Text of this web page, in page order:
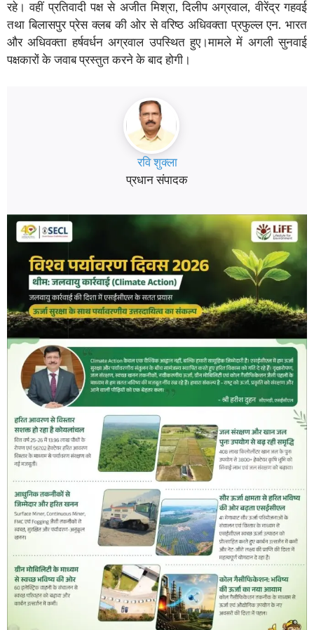
रहे। वहीं प्रतिवादी पक्ष से अजीत मिश्रा, दिलीप अग्रवाल, वीरेंद्र गहवई
तथा बिलासपुर प्रेस क्लब की ओर से वरिष्ठ अधिवक्ता प्रफुल्ल एन. भारत
और अधिवक्ता हर्षवर्धन अग्रवाल उपस्थित हुए।मामले में अगली सुनवाई
पक्षकारों के जवाब प्रस्तुत करने के बाद होगी।
रवि शुक्ला
प्रधान संपादक